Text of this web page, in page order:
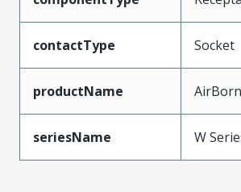
contactType Socket
productName
seriesName W